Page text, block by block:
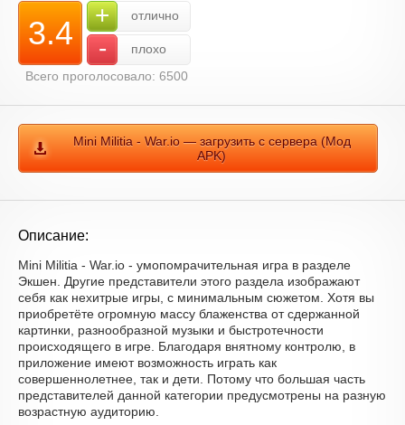
3.4 + отлично
-
плохо
Всего проголосовало: 6500
Mini Militia - War.io — загрузить с сервера (Мод
APK)
Описание:
Mini Militia - War.io - умопомрачительная игра в разделе
Экшен. Другие представители этого раздела изображают
себя как нехитрые игры, с минимальным сюжетом. Хотя вы
приобретёте огромную массу блаженства от сдержанной
картинки, разнообразной музыки и быстротечности
происходящего в игре. Благодаря внятному контролю, в
приложение имеют возможность играть как
совершеннолетнее, так и дети. Потому что большая часть
представителей данной категории предусмотрены на разную
возрастную аудиторию.